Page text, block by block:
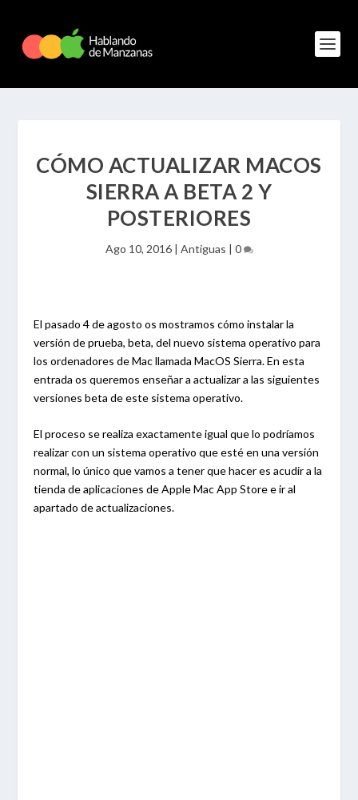
CÓMO ACTUALIZAR MACOS
SIERRA A BETA 2 Y
POSTERIORES
Ago 10, 2016| Antiguas | 0
El pasado 4 de agosto os mostramos cómo instalar la
versión de prueba, beta, del nuevo sistema operativo para
los ordenadores de Mac llamada MacOS Sierra. En esta
entrada os queremos enseñar a actualizar a las siguientes
versiones beta de este sistema operativo.
El proceso se realiza exactamente igual que lo podríamos
realizar con un sistema operativo que esté en una versión
normal, lo único que vamos a tener que hacer es acudir a la
tienda de aplicaciones de Apple Mac App Store e ir al
apartado de actualizaciones.